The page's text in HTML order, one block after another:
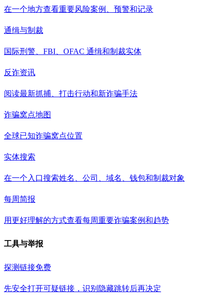
在一个地方查看重要风险案例、预警和记录
通缉与制裁
国际刑警、FBI、OFAC 通缉和制裁实体
反诈资讯
阅读最新抓捕、打击行动和新诈骗手法
诈骗窝点地图
全球已知诈骗窝点位置
实体搜索
在一个入口搜索姓名、公司、域名、钱包和制裁对象
每周简报
用更好理解的方式查看每周重要诈骗案例和趋势
工具与举报
探测链接免费
先安全打开可疑链接，识别隐藏跳转后再决定